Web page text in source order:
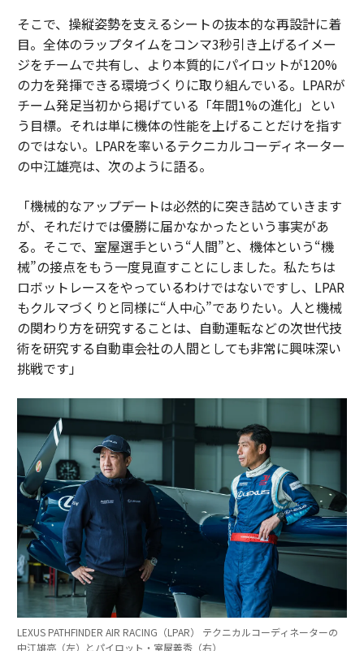
そこで、操縦姿勢を支えるシートの抜本的な再設計に着
目。全体のラップタイムをコンマ3秒引き上げるイメー
ジをチームで共有し、より本質的にパイロットが120%
の力を発揮できる環境づくりに取り組んでいる。LPARが
チーム発足当初から掲げている「年間1%の進化」とい
う目標。それは単に機体の性能を上げることだけを指す
のではない。LPARを率いるテクニカルコーディネーター
の中江雄亮は、次のように語る。
「機械的なアップデートは必然的に突き詰めていきます
が、それだけでは優勝に届かなかったという事実があ
る。そこで、室屋選手という“人間”と、機体という“機
械”の接点をもう一度見直すことにしました。私たちは
ロボットレースをやっているわけではないですし、LPAR
もクルマづくりと同様に“人中心”でありたい。人と機械
の関わり方を研究することは、自動運転などの次世代技
術を研究する自動車会社の人間としても非常に興味深い
挑戦です」
LEXUS PATHFINDER AIR RACING（LPAR） テクニカルコーディネーターの
中江雄亮（左）とパイロット・室屋義秀（右）